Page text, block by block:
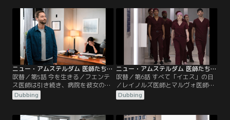
もっと積極的になるよう促す。イギ
ーは謙虚になり、ある教訓を得る。
ブラントリーはある発表をして職員
たちを驚かせる。
ワリ医師の新しい夜勤スケジュール
に悩む。レイノルズはマルヴォ医師
と将来についての興味深い会話をす
る。
ニュー・アムステルダム 医師たちのカルテ シーズン4 第05話／吹替
吹替／第5話 今を生きる／フエンテ
ス医師は引き続き、病院を彼女の思
い描く姿へ作り替えようとする。マ
ックスは困っている患者を助けるた
とても深刻な問題をめぐり、対立す
Dubbing
ニュー・アムステルダム 医師たちのカルテ シーズン4 第06話／吹替
吹替／第6話 すべて「イエス」の日
／レイノルズ医師とマルヴォ医師は
バプティスト医師と腹を割って話し
合う。シャープの昔の知り合いが現
面を知る。イギーは若い2人の患者
Dubbing